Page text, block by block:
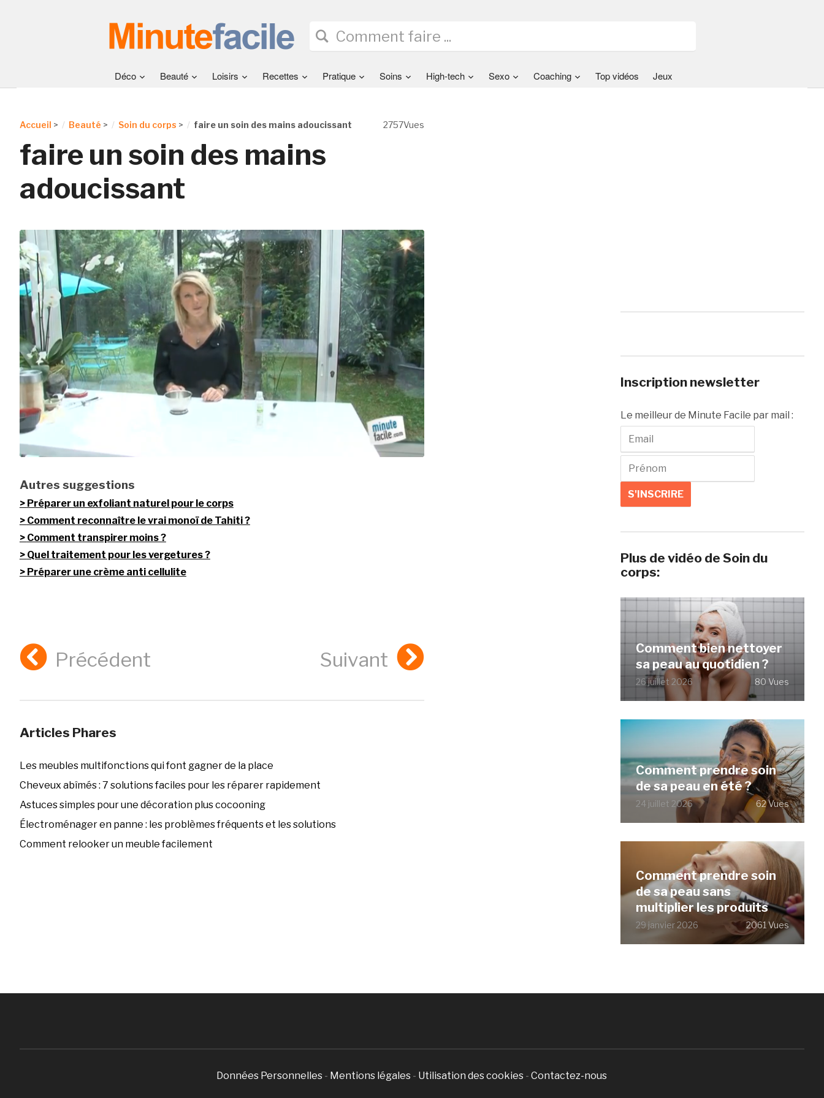
Déco Beauté Loisirs Recettes Pratique Soins High-tech Sexo Coaching Top vidéos Jeux
2757Vues
Accueil > Beauté > Soin du corps > faire un soin des mains adoucissant
faire un soin des mains
adoucissant
Autres suggestions
Préparer un exfoliant naturel pour le corps
Comment reconnaître le vrai monoï de Tahiti ?
Comment transpirer moins ?
Quel traitement pour les vergetures ?
Préparer une crème anti cellulite
Précédent Suivant
Articles Phares
Les meubles multifonctions qui font gagner de la place
Cheveux abîmés : 7 solutions faciles pour les réparer rapidement
Astuces simples pour une décoration plus cocooning
Électroménager en panne : les problèmes fréquents et les solutions
Comment relooker un meuble facilement
Inscription newsletter
Le meilleur de Minute Facile par mail :
Plus de vidéo de Soin du
corps:
Comment bien nettoyer
sa peau au quotidien ?
26 juillet 2026 80 Vues
Comment prendre soin
de sa peau en été ?
24 juillet 2026 62 Vues
Comment prendre soin
de sa peau sans
multiplier les produits
29 janvier 2026 2061 Vues
Données Personnelles - Mentions légales - Utilisation des cookies -Contactez-nous